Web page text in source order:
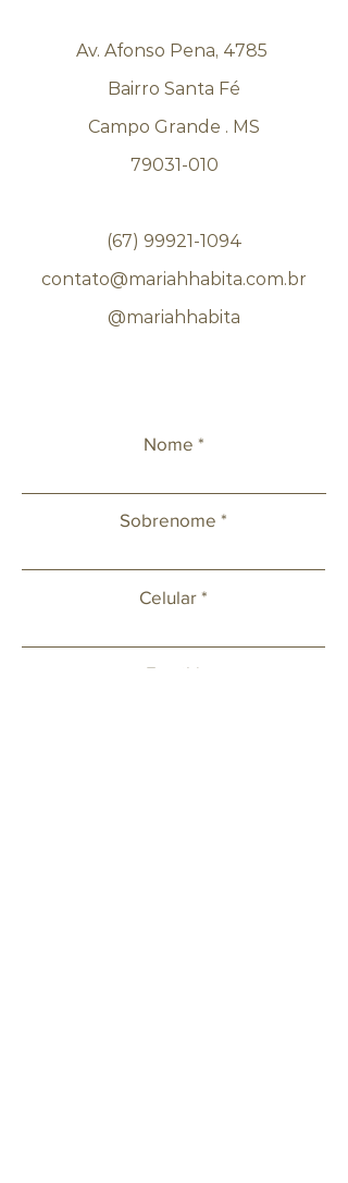
Av. Afonso Pena, 4785
Bairro Santa Fé
Campo Grande . MS
79031-010
(67) 99921-1094
contato@mariahhabita.com.br
@mariahhabita
Nome
Sobrenome
Celular
Email